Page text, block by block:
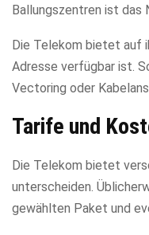
Ballungszentren ist das
Die Telekom bietet auf
Adresse verfügbar ist.
Vectoring oder
Tarife und
Die Telekom bietet
unterscheiden.
gewählten Paket und